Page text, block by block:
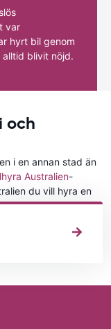
var
hyrt bil genom
blivit nöjd.
och
i en annan stad än
Australien-
du vill hyra en